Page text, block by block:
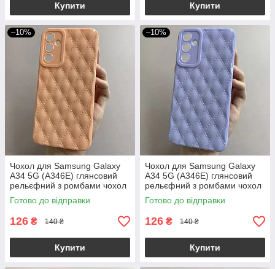
Купити Купити
–10%
Чохол для Samsung Galaxy
A34 5G (A346E) глянсовий
рельєфний з ромбами чохол
на самсунг а34 5г
персиковий f0k
Готово до відправки
126 ₴ 140 ₴
Купити
–10%
Чохол для Samsung Galaxy
A34 5G (A346E) глянсовий
рельєфний з ромбами чохол
на самсунг а34 5г бузковий
f0k
Готово до відправки
126 ₴ 140 ₴
Купити